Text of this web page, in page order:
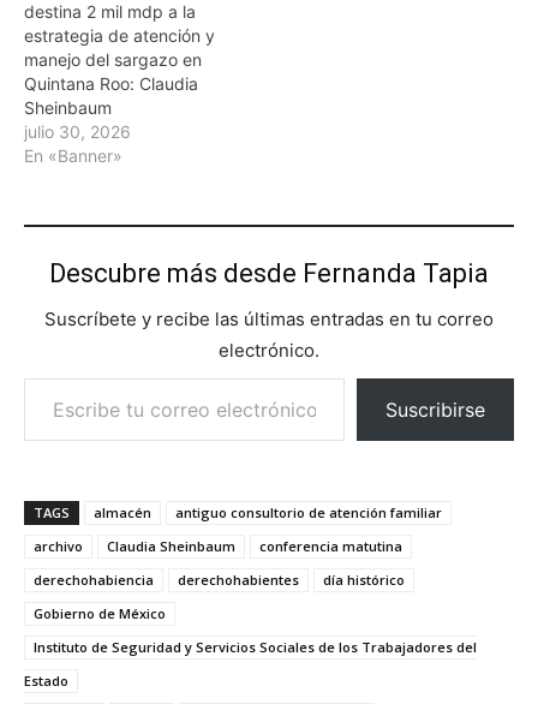
destina 2 mil mdp a la
estrategia de atención y
manejo del sargazo en
Quintana Roo: Claudia
Sheinbaum
julio 30, 2026
En «Banner»
Descubre más desde Fernanda Tapia
Suscríbete y recibe las últimas entradas en tu correo
electrónico.
Escribe tu correo electrónico…
Suscribirse
TAGS almacén
antiguo consultorio de atención familiar
archivo
Claudia Sheinbaum
conferencia matutina
derechohabiencia
derechohabientes
día histórico
Gobierno de México
Instituto de Seguridad y Servicios Sociales de los Trabajadores del
Estado